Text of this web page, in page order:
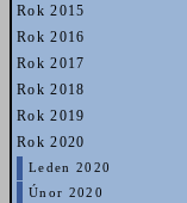
Rok 2015
Rok 2016
Rok 2017
Rok 2018
Rok 2019
Rok 2020
Leden 2020
Únor 2020